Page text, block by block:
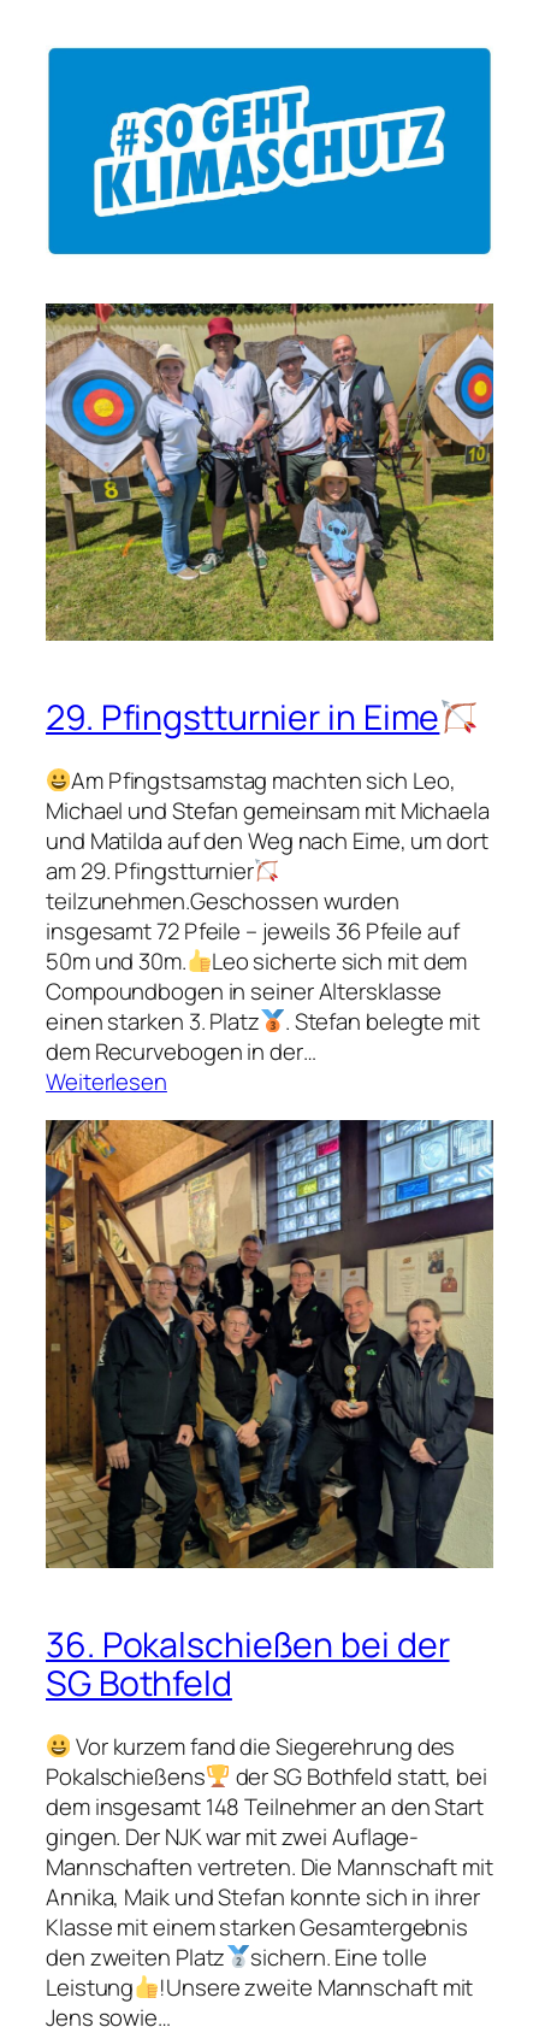
29. Pfingstturnier in Eime
Am Pfingstsamstag machten sich Leo,
Michael und Stefan gemeinsam mit Michaela
und Matilda auf den Weg nach Eime, um dort
am 29. Pfingstturnier
teilzunehmen.Geschossen wurden
insgesamt 72 Pfeile – jeweils 36 Pfeile auf
50m und 30m.
Leo sicherte sich mit dem
Compoundbogen in seiner Altersklasse
einen starken 3. Platz
. Stefan belegte mit
dem Recurvebogen in der…
Weiterlesen:
9
.
P
i
n
g
s
t
u
r
n
e
n
E
m
e
36. Pokalschießen bei der
SG Bothfeld
Vor kurzem fand die Siegerehrung des
Pokalschießens
der SG Bothfeld statt, bei
dem insgesamt 148 Teilnehmer an den Start
gingen. Der NJK war mit zwei Auflage-
Mannschaften vertreten. Die Mannschaft mit
Annika, Maik und Stefan konnte sich in ihrer
Klasse mit einem starken Gesamtergebnis
den zweiten Platz
sichern. Eine tolle
Leistung
!Unsere zweite Mannschaft mit
Jens sowie…